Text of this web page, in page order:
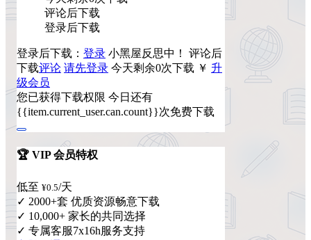
评论后下载
登录后下载
登录后下载： 登录 小黑屋反思中！ 评论后
下载评论 请先登录 今天剩余0次下载 ￥ 升
级会员
您已获得下载权限 今日还有
{{item.current_user.can.count}}次免费下载
🏆 VIP 会员特权
低至 ¥0.5/天
✓ 2000+套 优质资源畅意下载
✓ 10,000+ 家长的共同选择
✓ 专属客服7x16h服务支持